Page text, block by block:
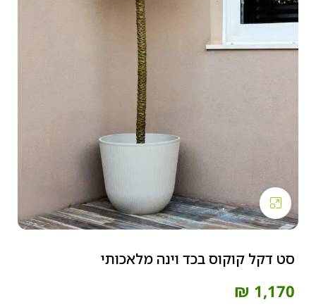
Click to enlarge
סט דקל קוקוס בכד וינה מלאכותי
₪ 1,170